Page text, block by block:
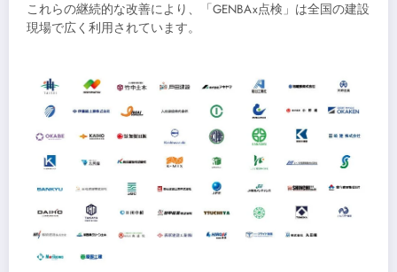
これらの継続的な改善により、「GENBAx点検」は全国の建設
現場で広く利用されています。